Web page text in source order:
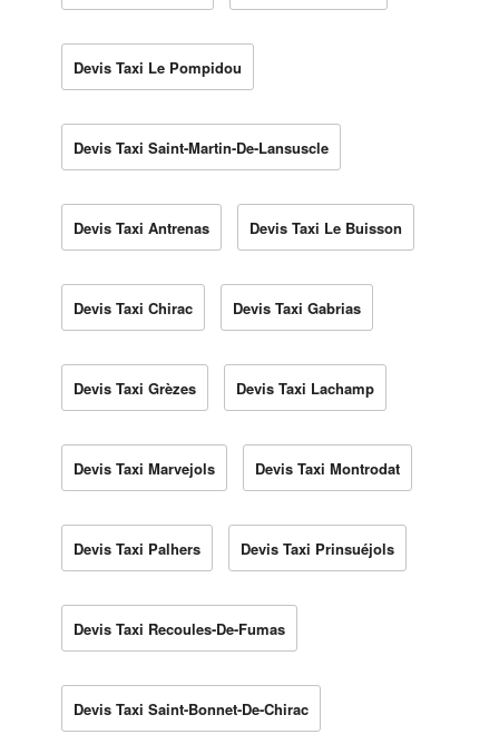
Devis Taxi Le Pompidou
Devis Taxi Saint-Martin-De-Lansuscle
Devis Taxi Antrenas Devis Taxi Le Buisson
Devis Taxi Chirac Devis Taxi Gabrias
Devis Taxi Grèzes Devis Taxi Lachamp
Devis Taxi Marvejols Devis Taxi Montrodat
Devis Taxi Palhers Devis Taxi Prinsuéjols
Devis Taxi Recoules-De-Fumas
Devis Taxi Saint-Bonnet-De-Chirac